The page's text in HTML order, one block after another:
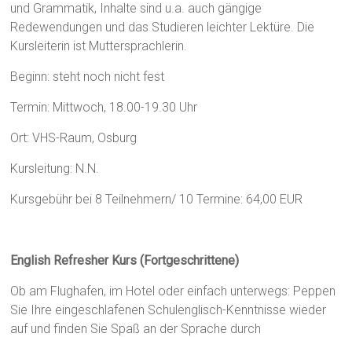
und Grammatik, Inhalte sind u.a. auch gängige
Redewendungen und das Studieren leichter Lektüre. Die
Kursleiterin ist Muttersprachlerin.
Beginn: steht noch nicht fest
Termin: Mittwoch, 18.00-19.30 Uhr
Ort: VHS-Raum, Osburg
Kursleitung: N.N.
Kursgebühr bei 8 Teilnehmern/ 10 Termine: 64,00 EUR
English Refresher Kurs (Fortgeschrittene)
Ob am Flughafen, im Hotel oder einfach unterwegs: Peppen
Sie Ihre eingeschlafenen Schulenglisch-Kenntnisse wieder
auf und finden Sie Spaß an der Sprache durch